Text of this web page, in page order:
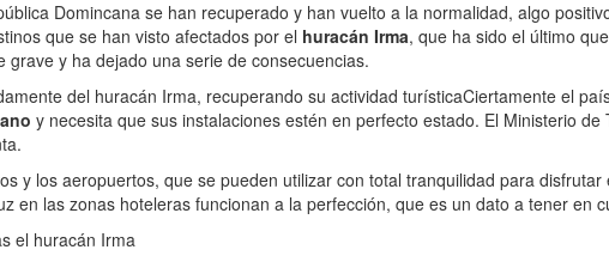
Domincana se han recuperado y han vuelto a la normalidad, algo
que se han visto afectados por el huracán Irma, que ha sido el último
grave y ha dejado una serie de consecuencias.
del huracán Irma, recuperando su actividad turísticaCiertamente el
y necesita que sus instalaciones estén en perfecto estado. El Ministerio
y los aeropuertos, que se pueden utilizar con total tranquilidad para
en las zonas hoteleras funcionan a la perfección, que es un dato a tener en